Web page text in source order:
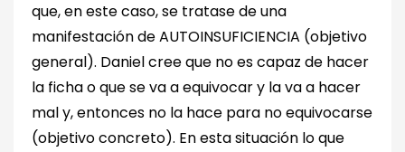
que, en este caso, se tratase de una
manifestación de AUTOINSUFICIENCIA (objetivo
general). Daniel cree que no es capaz de hacer
la ficha o que se va a equivocar y la va a hacer
mal y, entonces no la hace para no equivocarse
(objetivo concreto). En esta situación lo que